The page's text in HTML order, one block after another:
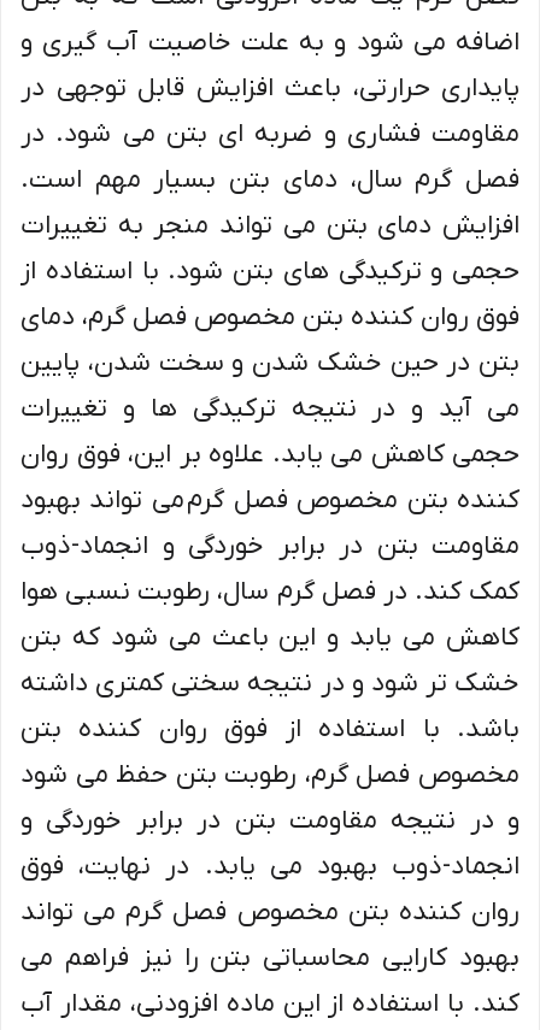
اضافه می شود و به علت خاصیت آب گیری و
پایداری حرارتی، باعث افزایش قابل توجهی در
مقاومت فشاری و ضربه ای بتن می شود. در
فصل گرم سال، دمای بتن بسیار مهم است.
افزایش دمای بتن می تواند منجر به تغییرات
حجمی و ترکیدگی های بتن شود. با استفاده از
فوق روان کننده بتن مخصوص فصل گرم، دمای
بتن در حین خشک شدن و سخت شدن، پایین
می آید و در نتیجه ترکیدگی ها و تغییرات
حجمی کاهش می یابد. علاوه بر این، فوق روان
کننده بتن مخصوص فصل گرم می تواند بهبود
مقاومت بتن در برابر خوردگی و انجماد-ذوب
کمک کند. در فصل گرم سال، رطوبت نسبی هوا
کاهش می یابد و این باعث می شود که بتن
خشک تر شود و در نتیجه سختی کمتری داشته
باشد. با استفاده از فوق روان کننده بتن
مخصوص فصل گرم، رطوبت بتن حفظ می شود
و در نتیجه مقاومت بتن در برابر خوردگی و
انجماد-ذوب بهبود می یابد. در نهایت، فوق
روان کننده بتن مخصوص فصل گرم می تواند
بهبود کارایی محاسباتی بتن را نیز فراهم می
کند. با استفاده از این ماده افزودنی، مقدار آب